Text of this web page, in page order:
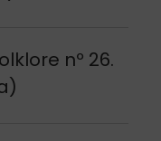
nº 26.